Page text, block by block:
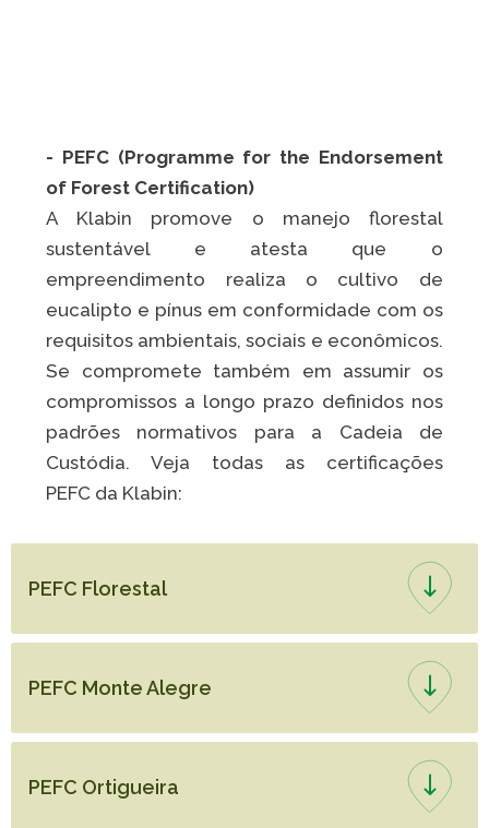
- PEFC (Programme for the Endorsement
of Forest Certification)
A Klabin promove o manejo florestal
sustentável e atesta que o
empreendimento realiza o cultivo de
eucalipto e pínus em conformidade com os
requisitos ambientais, sociais e econômicos.
Se compromete também em assumir os
compromissos a longo prazo definidos nos
padrões normativos para a Cadeia de
Custódia. Veja todas as certificações
PEFC da Klabin:
PEFC Florestal
PEFC Monte Alegre
PEFC Ortigueira